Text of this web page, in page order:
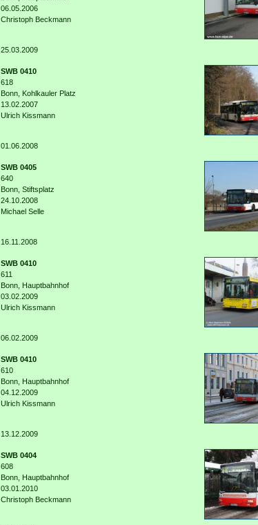
06.05.2006
Christoph Beckmann
25.03.2009
SWB 0410
618
Bonn, Kohlkauler Platz
13.02.2007
Ulrich Kissmann
01.06.2008
SWB 0405
640
Bonn, Stiftsplatz
24.10.2008
Michael Selle
16.11.2008
SWB 0410
611
Bonn, Hauptbahnhof
03.02.2009
Ulrich Kissmann
06.02.2009
SWB 0410
610
Bonn, Hauptbahnhof
04.12.2009
Ulrich Kissmann
13.12.2009
SWB 0404
608
Bonn, Hauptbahnhof
03.01.2010
Christoph Beckmann